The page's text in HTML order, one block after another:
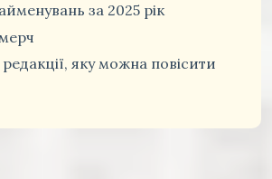
за 2025 рік
яку можна повісити